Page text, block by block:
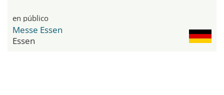
en público
Messe Essen
Essen